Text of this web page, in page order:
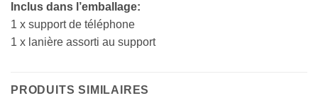
Inclus dans l’emballage:
1 x support de téléphone
1 x lanière assorti au support
PRODUITS SIMILAIRES